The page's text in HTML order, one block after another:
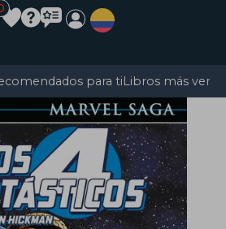
para tiLibros más